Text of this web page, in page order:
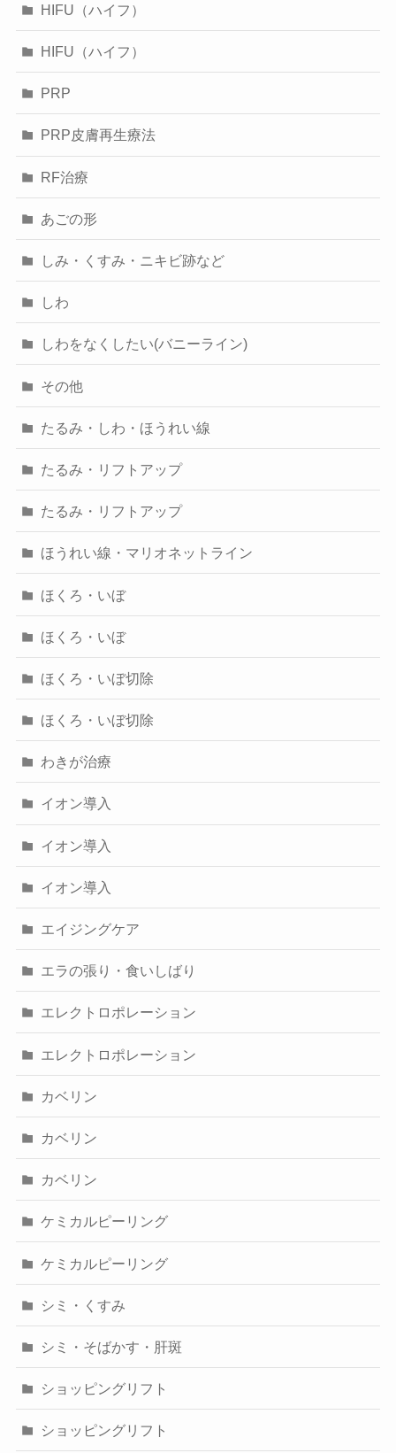
HIFU（ハイフ）
HIFU（ハイフ）
PRP
PRP皮膚再生療法
RF治療
あごの形
しみ・くすみ・ニキビ跡など
しわ
しわをなくしたい(バニーライン)
その他
たるみ・しわ・ほうれい線
たるみ・リフトアップ
たるみ・リフトアップ
ほうれい線・マリオネットライン
ほくろ・いぼ
ほくろ・いぼ
ほくろ・いぼ切除
ほくろ・いぼ切除
わきが治療
イオン導入
イオン導入
イオン導入
エイジングケア
エラの張り・食いしばり
エレクトロポレーション
エレクトロポレーション
カベリン
カベリン
カベリン
ケミカルピーリング
ケミカルピーリング
シミ・くすみ
シミ・そばかす・肝斑
ショッピングリフト
ショッピングリフト